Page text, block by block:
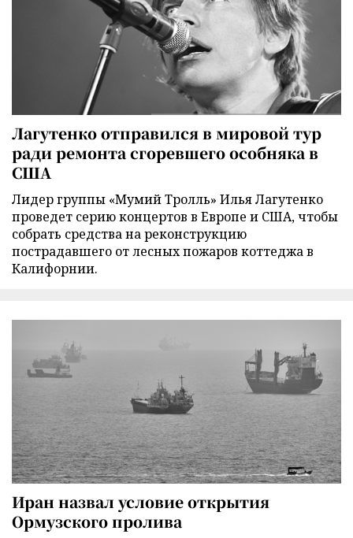
Лагутенко отправился в мировой тур
ради ремонта сгоревшего особняка в
США
Лидер группы «Мумий Тролль» Илья Лагутенко
проведет серию концертов в Европе и США, чтобы
собрать средства на реконструкцию
пострадавшего от лесных пожаров коттеджа в
Калифорнии.
Иран назвал условие открытия
Ормузского пролива